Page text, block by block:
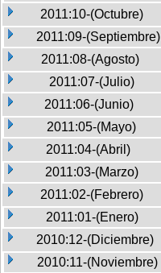
2011:10-(Octubre)
2011:09-(Septiembre)
2011:08-(Agosto)
2011:07-(Julio)
2011:06-(Junio)
2011:05-(Mayo)
2011:04-(Abril)
2011:03-(Marzo)
2011:02-(Febrero)
2011:01-(Enero)
2010:12-(Diciembre)
2010:11-(Noviembre)